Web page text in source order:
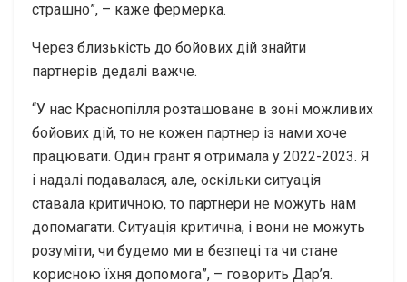
страшно”, – каже фермерка.
Через близькість до бойових дій знайти
партнерів дедалі важче.
“У нас Краснопілля розташоване в зоні можливих
бойових дій, то не кожен партнер із нами хоче
працювати. Один грант я отримала у 2022-2023. Я
і надалі подавалася, але, оскільки ситуація
ставала критичною, то партнери не можуть нам
допомагати. Ситуація критична, і вони не можуть
розуміти, чи будемо ми в безпеці та чи стане
корисною їхня допомога”, – говорить Дар’я.